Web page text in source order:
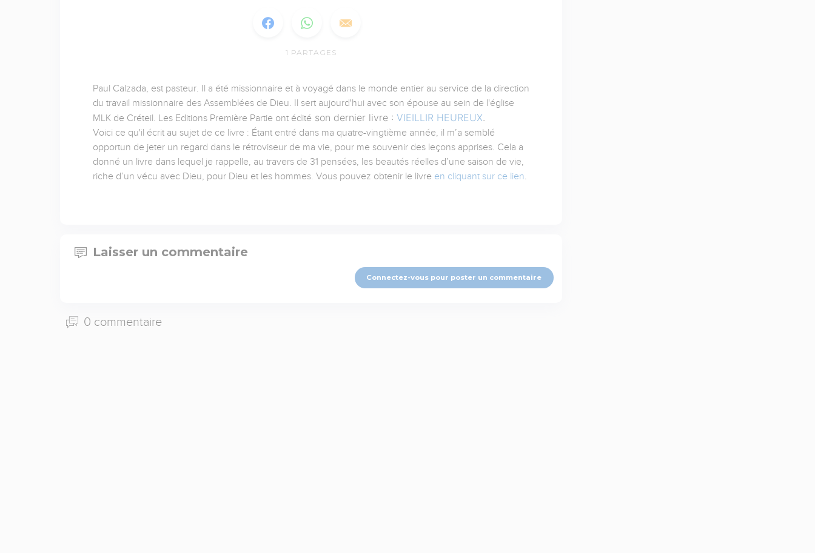
1 PARTAGES
Paul Calzada, est pasteur. Il a été missionnaire et à voyagé dans le monde entier au service de la direction
du travail missionnaire des Assemblées de Dieu. Il sert aujourd'hui avec son épouse au sein de l'église
MLK de Créteil. Les Editions Première Partie ont édité son dernier livre : VIEILLIR HEUREUX.
Voici ce qu'il écrit au sujet de ce livre : Étant entré dans ma quatre-vingtième année, il m’a semblé
opportun de jeter un regard dans le rétroviseur de ma vie, pour me souvenir des leçons apprises. Cela a
donné un livre dans lequel je rappelle, au travers de 31 pensées, les beautés réelles d’une saison de vie,
riche d’un vécu avec Dieu, pour Dieu et les hommes. Vous pouvez obtenir le livre en cliquant sur ce lien.
Laisser un commentaire
Connectez-vous pour poster un commentaire
0 commentaire